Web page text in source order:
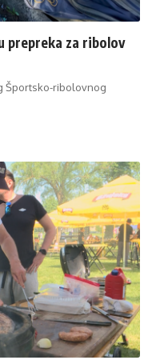
prepreka za ribolov
Športsko-ribolovnog